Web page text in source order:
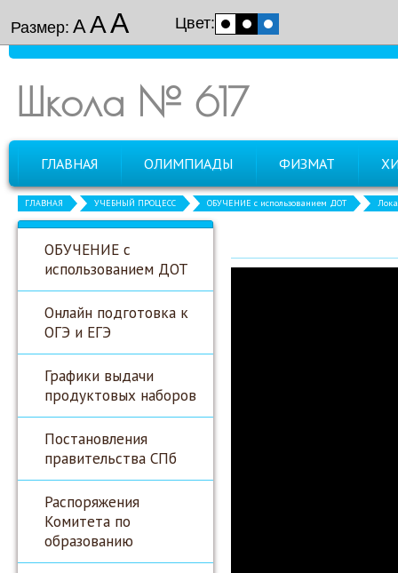
Размер: ААА Цвет:
Школа № 617
ГЛАВНАЯ ОЛИМПИАДЫ ФИЗМАТ
ГЛАВНАЯ УЧЕБНЫЙ ПРОЦЕСС ОБУЧЕНИЕ с использованием ДОТ
ОБУЧЕНИЕ с
использованием ДОТ
Онлайн подготовка к
ОГЭ и ЕГЭ
Графики выдачи
продуктовых наборов
Постановления
правительства СПб
Распоряжения
Комитета по
образованию